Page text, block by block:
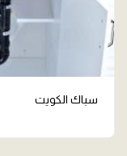
سباك الكويت